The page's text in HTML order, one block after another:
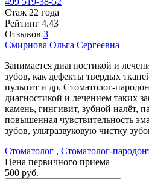
Стаж 22 года
Рейтинг 4.43
Отзывов 3
Смирнова Ольга Сергеевна
Занимается диагностикой и
зубов, как дефекты твердых
пульпит и др. Стоматолог-
диагностикой и лечением таких
камень, гингивит, зубной налёт,
повышенная чувствительность
зубов, ультразвуковую чистку
Стоматолог , Стоматолог-
Цена первичного приема
500 руб.